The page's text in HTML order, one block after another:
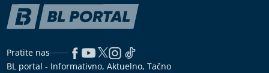
Pratite nas
BL portal - Informativno, Aktuelno, Tačno